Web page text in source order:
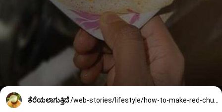
ತೆರೆಯಲಾಗುತ್ತಿದೆ